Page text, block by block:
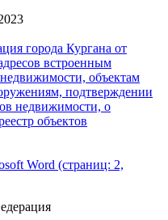
города Кургана от
встроенным
объектам
подтверждении
недвижимости, о
объектов
Word (страниц: 2,